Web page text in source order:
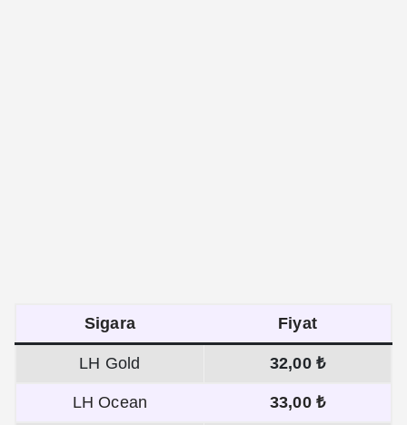
Sigara Fiyat
LH Gold 32,00 ₺
LH Ocean 33,00 ₺